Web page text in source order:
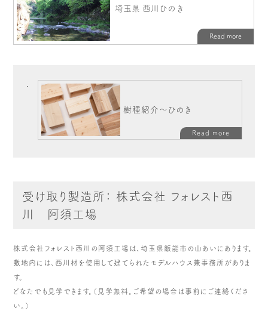
樹種紹介～ひのき
Read more
受け取り製造所： 株式会社 フォレスト西
川 阿須工場
株式会社フォレスト西川の阿須工場は、埼玉県飯能市の山あいにあります。
敷地内には、西川材を使用して建てられたモデルハウス兼事務所がありま
す。
どなたでも見学できます。（見学無料。ご希望の場合は事前にご連絡くださ
い。）